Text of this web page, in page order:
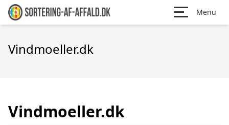
Menu
Vindmoeller.dk
Vindmoeller.dk